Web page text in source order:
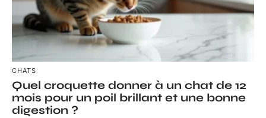
CHATS
Quel croquette donner à un chat de 12
mois pour un poil brillant et une bonne
digestion ?